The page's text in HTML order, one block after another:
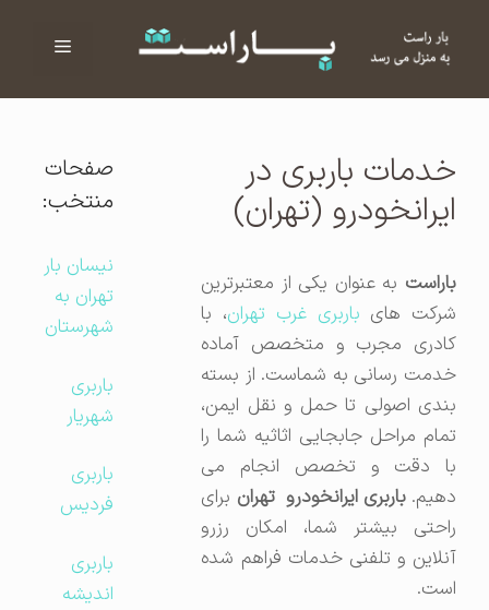
فهرست
خدمات باربری در
ایرانخودرو (تهران)
باراستبه عنوان یکی از معتبرترین
شرکت هایباربری غرب تهران، با
کادری مجرب و متخصص آماده
خدمت رسانی به شماست. از بسته
بندی اصولی تا حمل و نقل ایمن،
تمام مراحل جابجایی اثاثیه شما را
با دقت و تخصص انجام می
دهیم.باربری ایرانخودرو تهرانبرای
راحتی بیشتر شما، امکان رزرو
آنلاین و تلفنی خدمات فراهم شده
است.
صفحات
منتخب:
نیسان بار
تهران به
شهرستان
باربری
شهریار
باربری
فردیس
باربری
اندیشه